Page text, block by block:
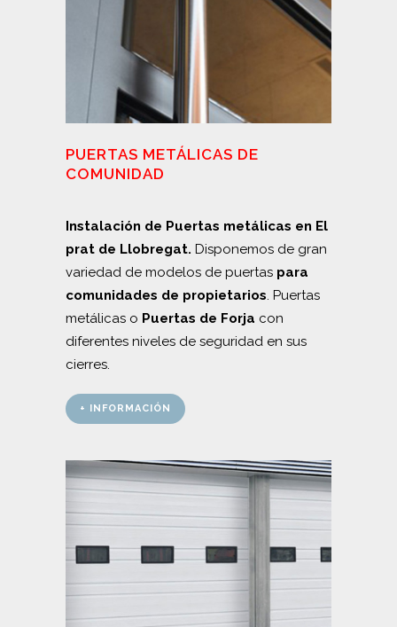
PUERTAS METÁLICAS DE
COMUNIDAD
Instalación de Puertas metálicas en El
prat de Llobregat. Disponemos de gran
variedad de modelos de puertas para
comunidades de propietarios. Puertas
metálicas o Puertas de Forja con
diferentes niveles de seguridad en sus
cierres.
+ INFORMACIÓN